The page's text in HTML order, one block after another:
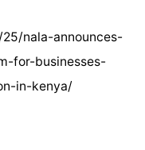
nala-announces-
for-businesses-
in-kenya/